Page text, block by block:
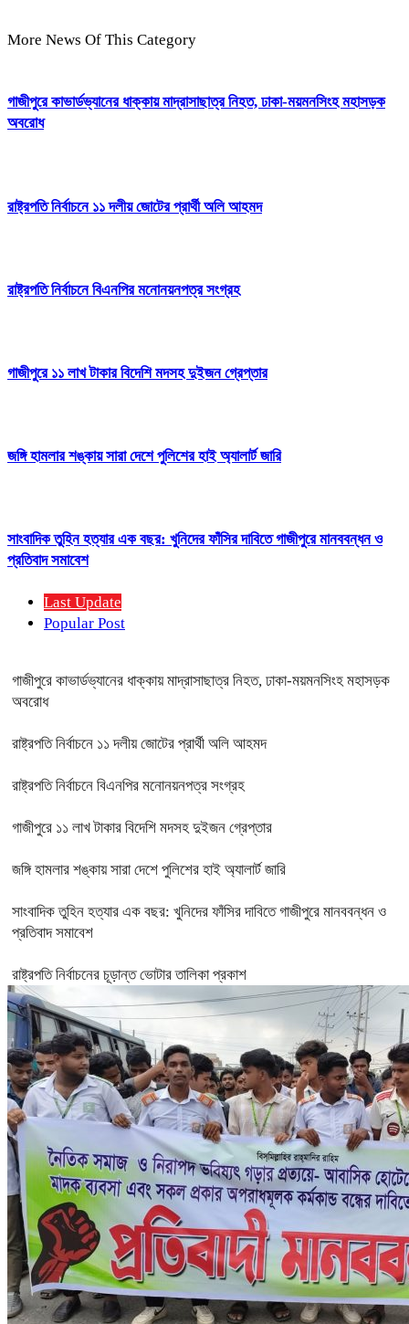
More News Of This Category
গাজীপুরে কাভার্ডভ্যানের ধাক্কায় মাদ্রাসাছাত্র নিহত, ঢাকা-ময়মনসিংহ মহাসড়ক
অবরোধ
রাষ্ট্রপতি নির্বাচনে ১১ দলীয় জোটের প্রার্থী অলি আহমদ
রাষ্ট্রপতি নির্বাচনে বিএনপির মনোনয়নপত্র সংগ্রহ
গাজীপুরে ১১ লাখ টাকার বিদেশি মদসহ দুইজন গ্রেপ্তার
জঙ্গি হামলার শঙ্কায় সারা দেশে পুলিশের হাই অ্যালার্ট জারি
সাংবাদিক তুহিন হত্যার এক বছর: খুনিদের ফাঁসির দাবিতে গাজীপুরে মানববন্ধন ও
প্রতিবাদ সমাবেশ
Last Update
Popular Post
গাজীপুরে কাভার্ডভ্যানের ধাক্কায় মাদ্রাসাছাত্র নিহত, ঢাকা-ময়মনসিংহ মহাসড়ক
অবরোধ
রাষ্ট্রপতি নির্বাচনে ১১ দলীয় জোটের প্রার্থী অলি আহমদ
রাষ্ট্রপতি নির্বাচনে বিএনপির মনোনয়নপত্র সংগ্রহ
গাজীপুরে ১১ লাখ টাকার বিদেশি মদসহ দুইজন গ্রেপ্তার
জঙ্গি হামলার শঙ্কায় সারা দেশে পুলিশের হাই অ্যালার্ট জারি
সাংবাদিক তুহিন হত্যার এক বছর: খুনিদের ফাঁসির দাবিতে গাজীপুরে মানববন্ধন ও
প্রতিবাদ সমাবেশ
রাষ্ট্রপতি নির্বাচনের চূড়ান্ত ভোটার তালিকা প্রকাশ